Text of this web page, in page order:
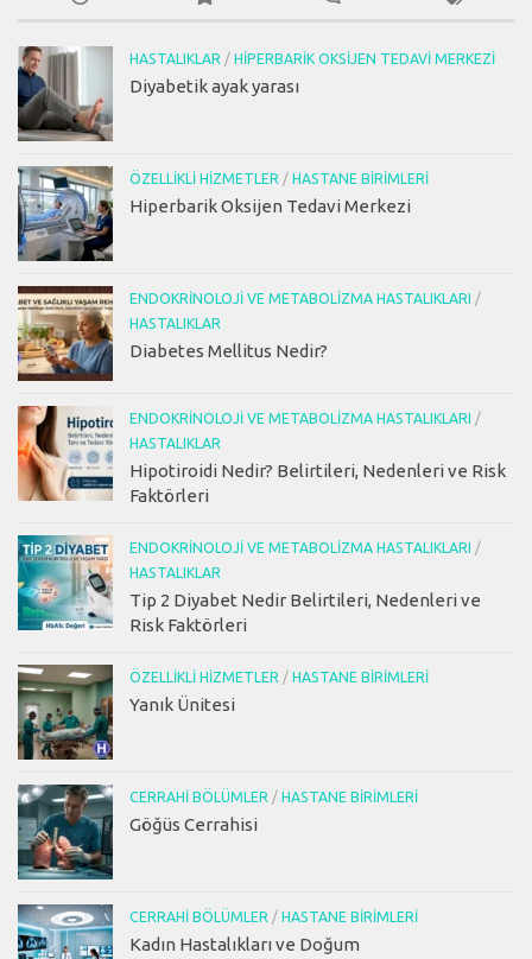
HASTALIKLAR / HIPERBARIK OKSIJEN TEDAVI MERKEZI
Diyabetik ayak yarası
ÖZELLIKLI HIZMETLER / HASTANE BIRIMLERI
Hiperbarik Oksijen Tedavi Merkezi
ENDOKRINOLOJI VE METABOLIZMA HASTALIKLARI
/
HASTALIKLAR
Diabetes Mellitus Nedir?
ENDOKRINOLOJI VE METABOLIZMA HASTALIKLARI
/
HASTALIKLAR
Hipotiroidi Nedir? Belirtileri, Nedenleri ve Risk
Faktörleri
ENDOKRINOLOJI VE METABOLIZMA HASTALIKLARI
/
HASTALIKLAR
Tip 2 Diyabet Nedir Belirtileri, Nedenleri ve
Risk Faktörleri
ÖZELLIKLI HIZMETLER / HASTANE BIRIMLERI
Yanık Ünitesi
CERRAHI BÖLÜMLER / HASTANE BIRIMLERI
Göğüs Cerrahisi
CERRAHI BÖLÜMLER / HASTANE BIRIMLERI
Kadın Hastalıkları ve Doğum